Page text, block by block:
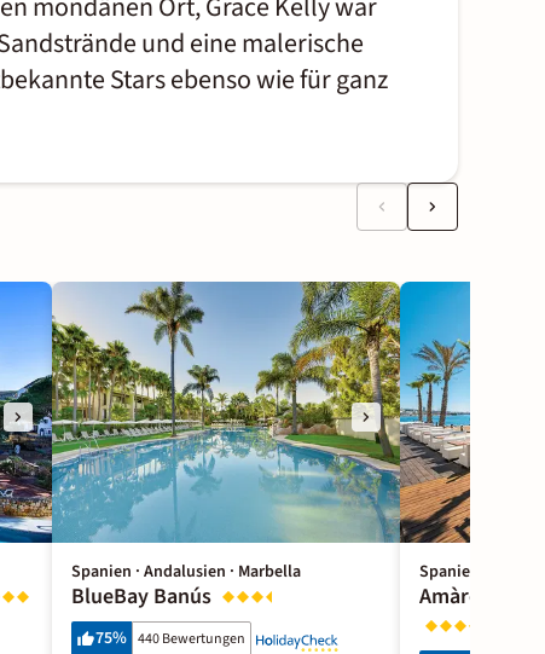
und eine malerische
Stars ebenso wie für ganz
Spanien · Andalusien · Marbella
BlueBay Banús
75% 440 Bewertungen
Spanien ·
Amàre